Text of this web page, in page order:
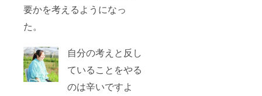
要かを考えるようになっ
た。
自分の考えと反し
ていることをやる
のは辛いですよ